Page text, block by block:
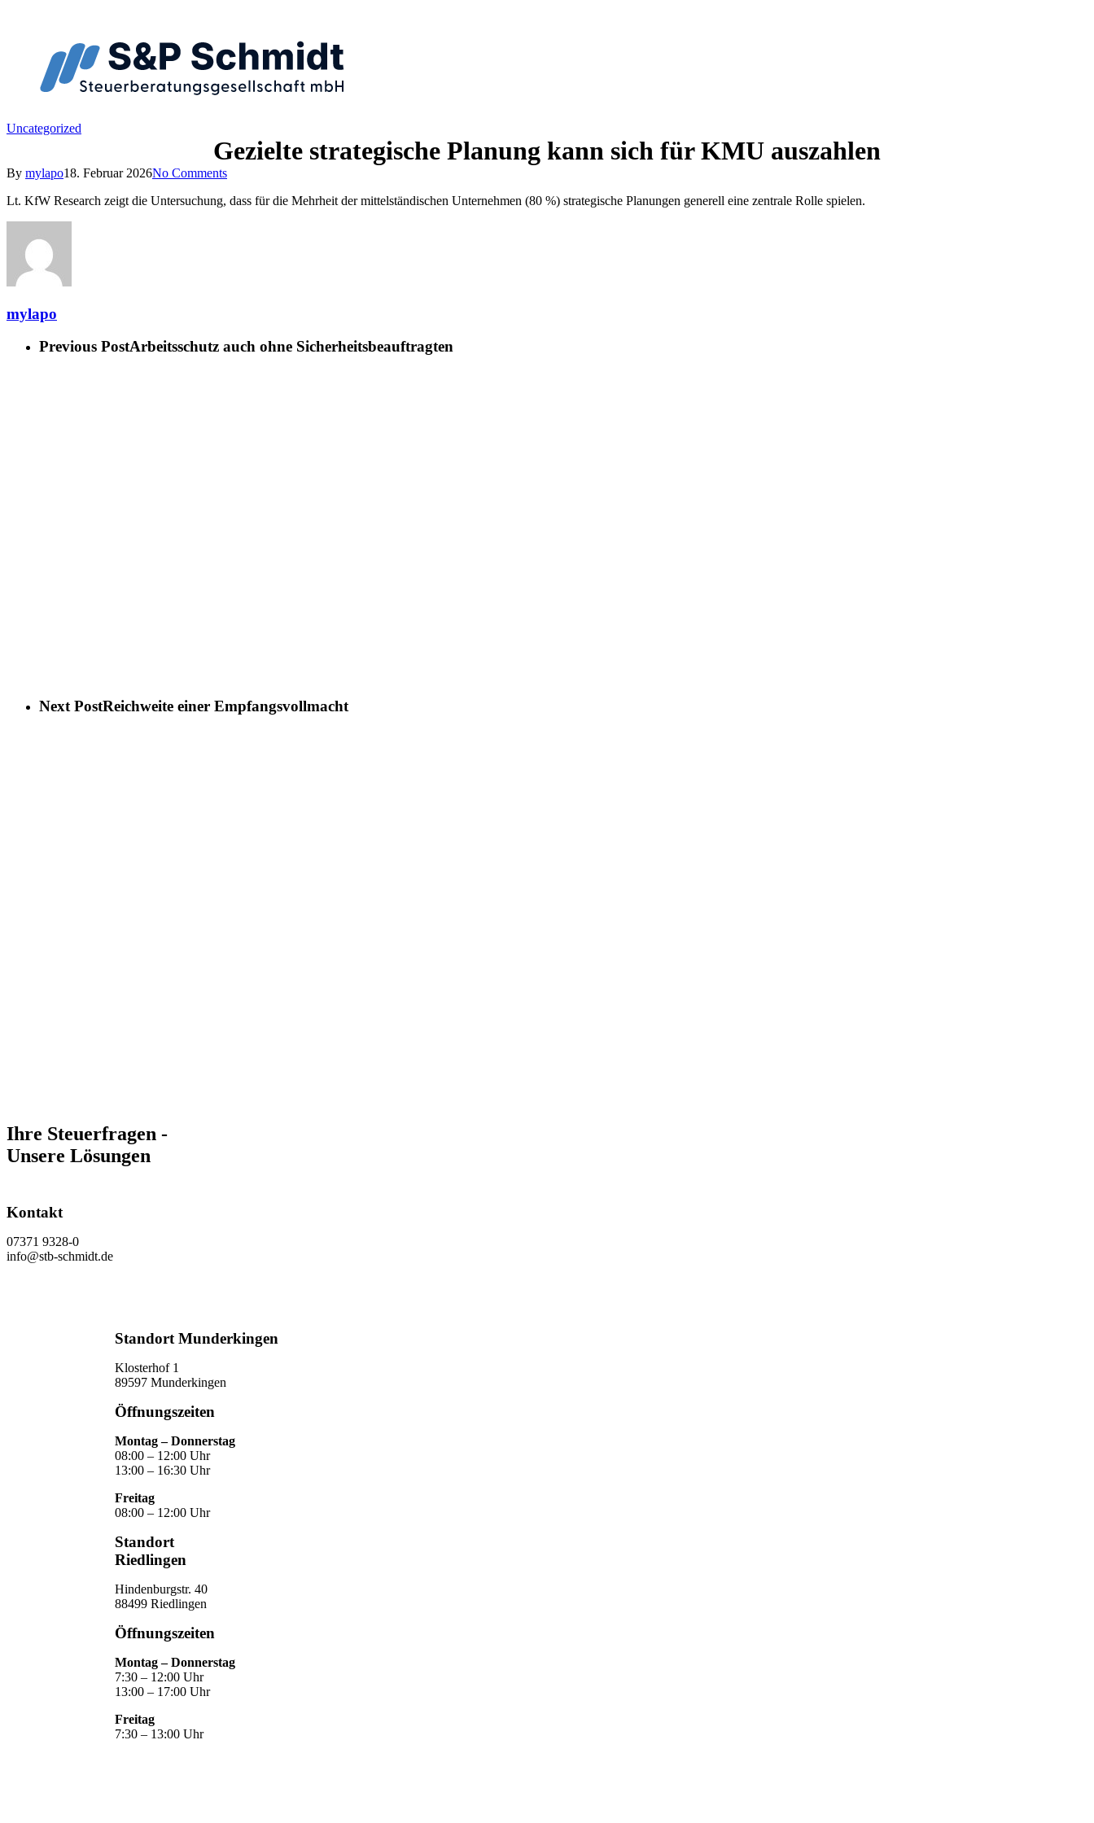
Uncategorized
Gezielte strategische Planung kann sich für KMU auszahlen
By mylapo18. Februar 2026No Comments
Lt. KfW Research zeigt die Untersuchung, dass für die Mehrheit der mittelständischen Unternehmen (80 %) strategische Planungen generell eine zentrale Rolle spielen.
mylapo
Previous PostArbeitsschutz auch ohne Sicherheitsbeauftragten
Next PostReichweite einer Empfangsvollmacht
Ihre Steuerfragen -
Unsere Lösungen
Kontakt
07371 9328-0
info@stb-schmidt.de
Standort Munderkingen
Klosterhof 1
89597 Munderkingen
Öffnungszeiten
Montag – Donnerstag
08:00 – 12:00 Uhr
13:00 – 16:30 Uhr
Freitag
08:00 – 12:00 Uhr
Standort
Riedlingen
Hindenburgstr. 40
88499 Riedlingen
Öffnungszeiten
Montag – Donnerstag
7:30 – 12:00 Uhr
13:00 – 17:00 Uhr
Freitag
7:30 – 13:00 Uhr